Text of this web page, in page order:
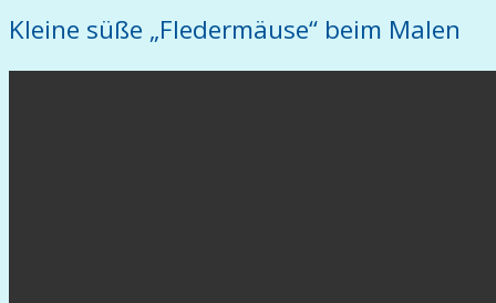
Kleine süße „Fledermäuse“ beim Malen